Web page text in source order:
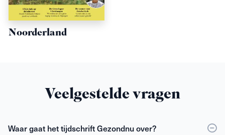
Noorderland
Veelgestelde vragen
Waar gaat het tijdschrift Gezondnu over?